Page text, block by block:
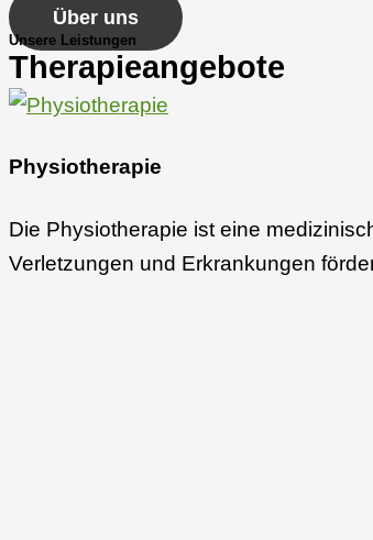
Über uns
Unsere Leistungen
Therapieangebote
Physiotherapie
Die Physiotherapie ist eine
Verletzungen und Erkrankungen